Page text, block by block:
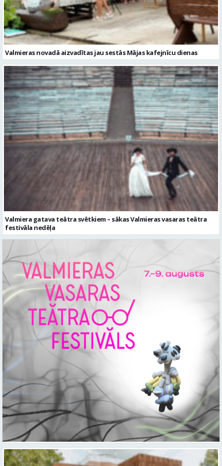
Valmieras novadā aizvadītas jau sestās Mājas kafejnīcu dienas
Valmiera gatava teātra svētkiem – sākas Valmieras vasaras teātra
festivāla nedēļa